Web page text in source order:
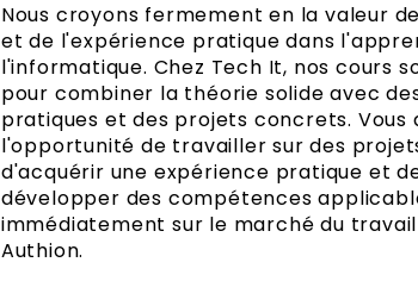
Nous croyons fermement en la valeur
et de l'expérience pratique dans
l'informatique. Chez Tech It, nos cours
pour combiner la théorie solide avec
pratiques et des projets concrets. Vous
l'opportunité de travailler sur des
d'acquérir une expérience pratique et
développer des compétences
immédiatement sur le marché du
Authion.